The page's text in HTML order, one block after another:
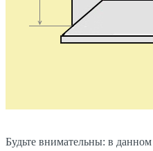
Будьте внимательны: в данном